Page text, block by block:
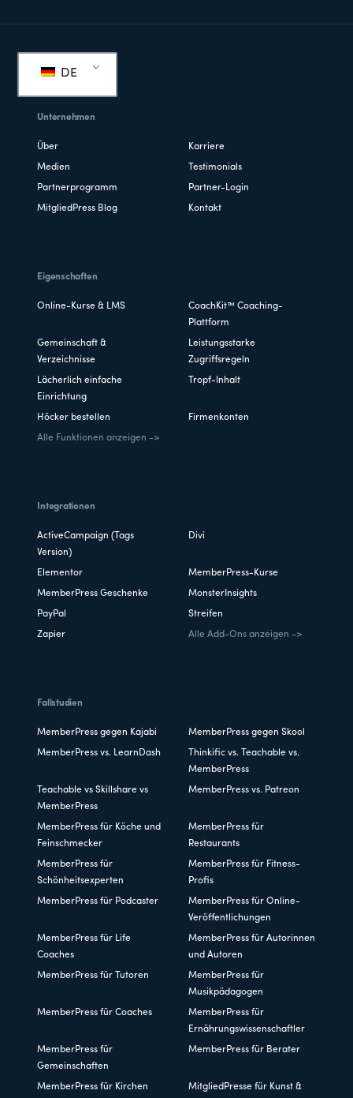
DE
Unternehmen
Über Karriere
Medien Testimonials
Partnerprogramm Partner-Login
MitgliedPress Blog Kontakt
Eigenschaften
Online-Kurse & LMS
CoachKit™ Coaching-
Plattform
Gemeinschaft &
Verzeichnisse
Leistungsstarke
Zugriffsregeln
Lächerlich einfache
Einrichtung
Tropf-Inhalt
Höcker bestellen Firmenkonten
Alle Funktionen anzeigen ->
Integrationen
ActiveCampaign (Tags
Version)
Divi
Elementor MemberPress-Kurse
MemberPress Geschenke MonsterInsights
PayPal Streifen
Zapier Alle Add-Ons anzeigen ->
Fallstudien
MemberPress gegen Kajabi MemberPress gegen Skool
MemberPress vs. LearnDash
Thinkific vs. Teachable vs.
MemberPress
Teachable vs Skillshare vs
MemberPress
MemberPress vs. Patreon
MemberPress für Köche und
Feinschmecker
MemberPress für
Restaurants
MemberPress für
Schönheitsexperten
MemberPress für Fitness-
Profis
MemberPress für Podcaster
MemberPress für Online-
Veröffentlichungen
MemberPress für Life
Coaches
MemberPress für Autorinnen
und Autoren
MemberPress für Tutoren
MemberPress für
Musikpädagogen
MemberPress für Coaches
MemberPress für
Ernährungswissenschaftler
MemberPress für
Gemeinschaften
MemberPress für Berater
MemberPress für Kirchen
MitgliedPresse für Kunst &